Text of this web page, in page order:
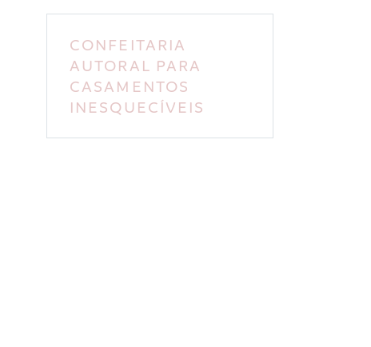
CONFEITARIA
AUTORAL PARA
CASAMENTOS
INESQUECÍVEIS